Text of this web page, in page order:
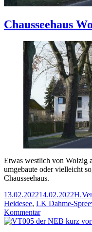
Chausseehaus
Etwas westlich von Wolzig
umgebaute oder vielleicht
Chausseehaus.
Veröffentlicht
am
13.02.202214.02.2022Autor
H.
Heidesee, LK Dahme-
Kommentarzu
Chausseehaus